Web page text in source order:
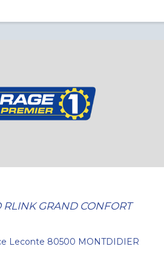
GRAND CONFORT
Leconte 80500 MONTDIDIER